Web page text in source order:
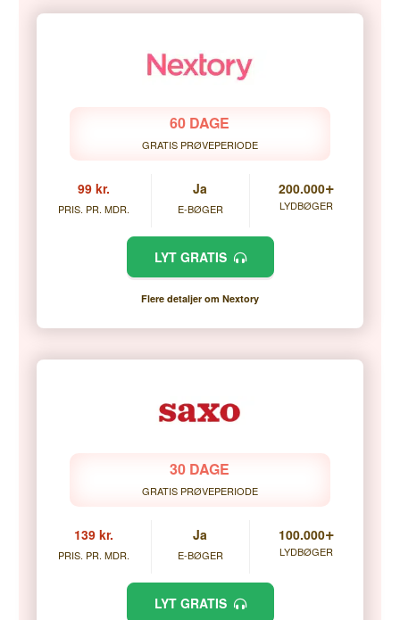
60 DAGE
GRATIS PRØVEPERIODE
99 kr.
PRIS. PR. MDR.
Ja
E-BØGER
200.000+
LYDBØGER
LYT GRATIS
Flere detaljer om Nextory
30 DAGE
GRATIS PRØVEPERIODE
139 kr.
PRIS. PR. MDR.
Ja
E-BØGER
100.000+
LYDBØGER
LYT GRATIS